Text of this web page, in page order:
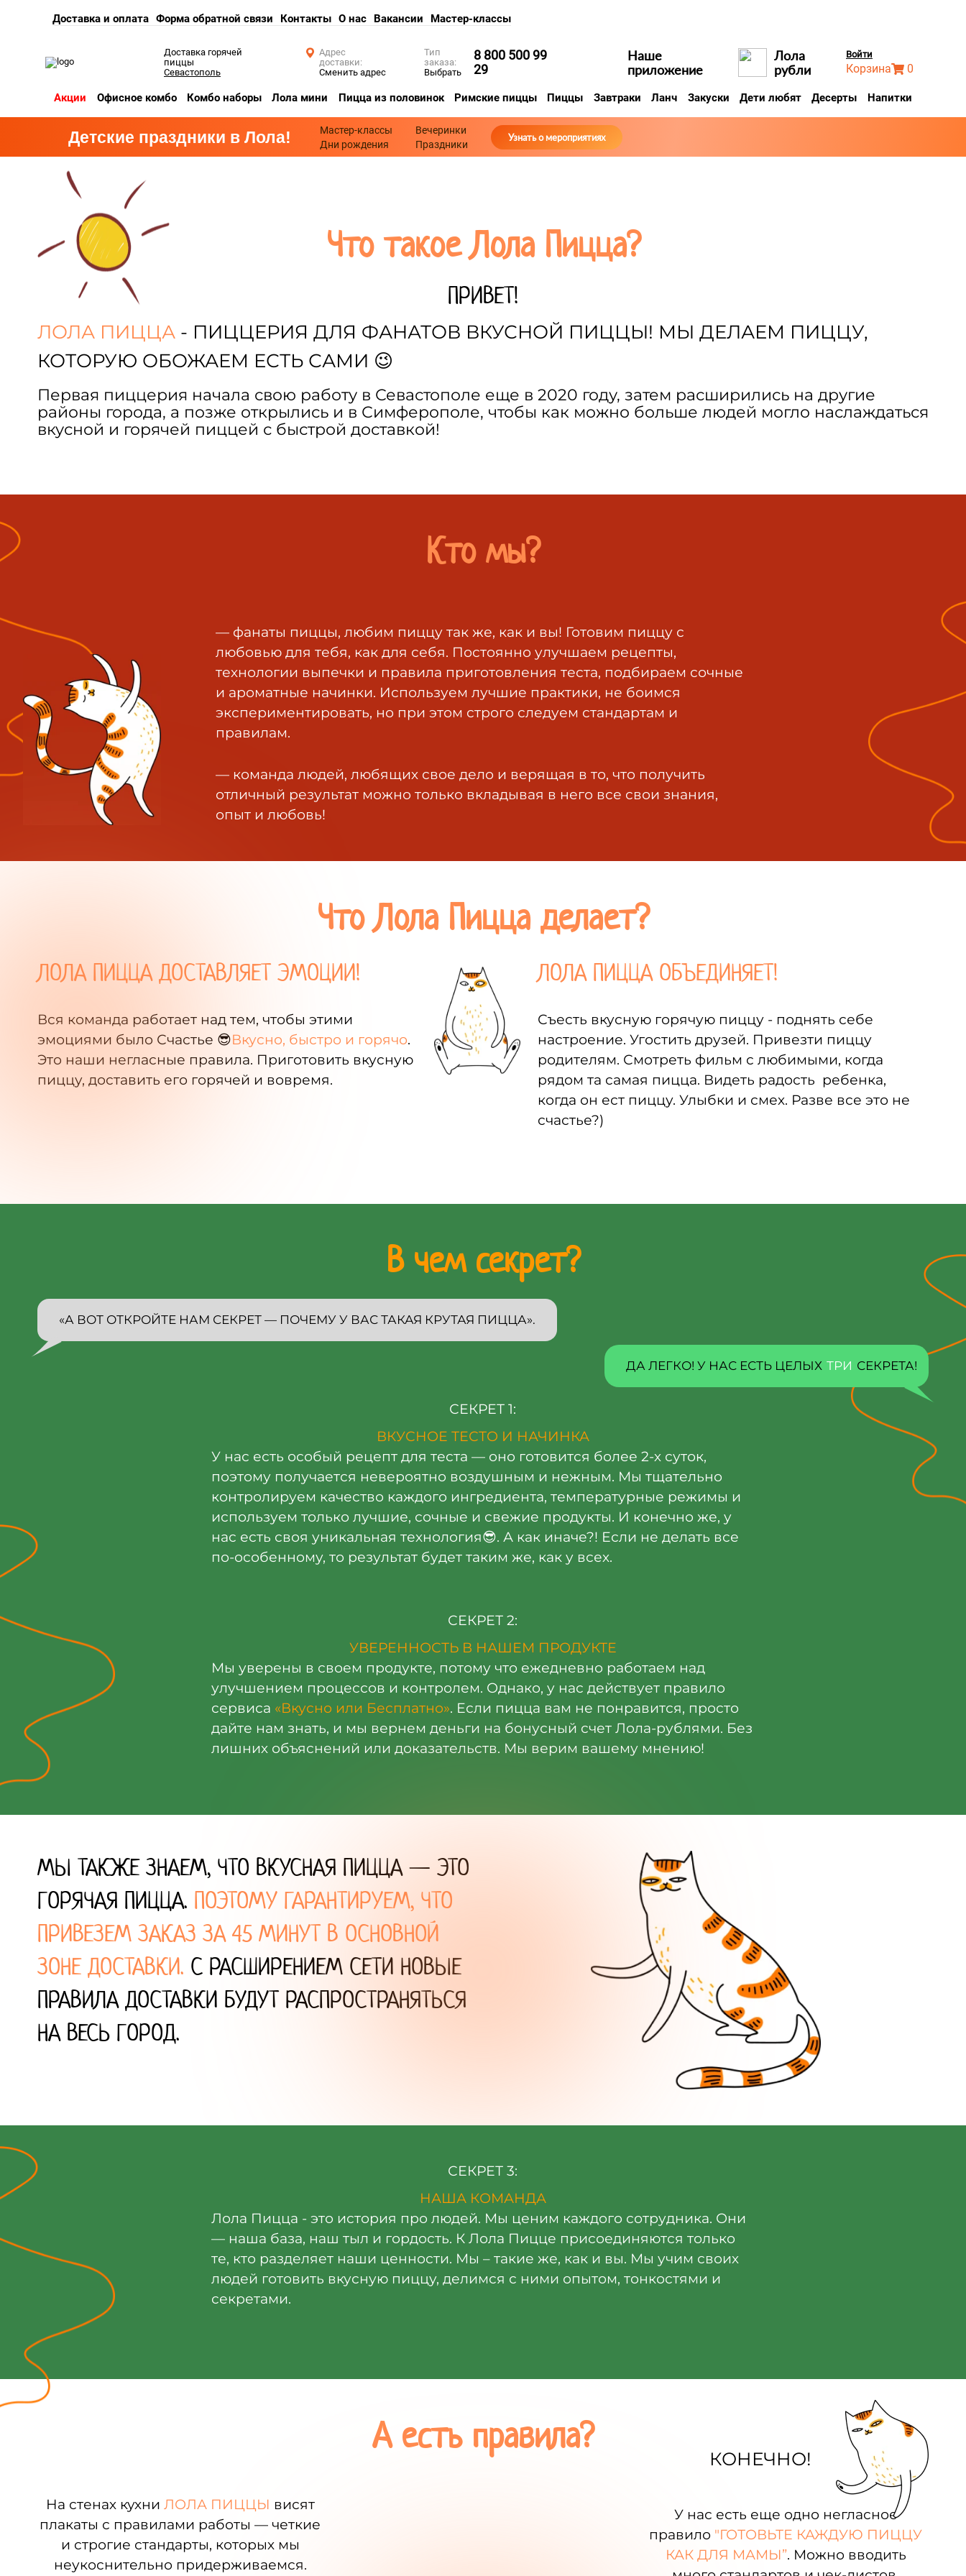
Доставка и оплата Форма обратной связи Контакты О нас Вакансии Мастер-классы
Доставка горячей
пиццы
Севастополь
Адрес
доставки:
Сменить адрес
Тип
заказа:
Выбрать
8 800 500 99
29
Наше
приложение
Лола
рубли
Войти
Корзина 0
Акции Офисное комбо Комбо наборы Лола мини Пицца из половинок Римские пиццы Пиццы Завтраки Ланч Закуски Дети любят Десерты Напитки
Детские праздники в Лола!
Мастер-классы
Дни рождения
Вечеринки
Праздники
Узнать о мероприятиях
Что такое Лола Пицца?
ПРИВЕТ!
ЛОЛА ПИЦЦА - ПИЦЦЕРИЯ ДЛЯ ФАНАТОВ ВКУСНОЙ ПИЦЦЫ! МЫ ДЕЛАЕМ ПИЦЦУ,
КОТОРУЮ ОБОЖАЕМ ЕСТЬ САМИ 😉
Первая пиццерия начала свою работу в Севастополе еще в 2020 году, затем расширились на другие
районы города, а позже открылись и в Симферополе, чтобы как можно больше людей могло наслаждаться
вкусной и горячей пиццей с быстрой доставкой!
Кто мы?
— фанаты пиццы, любим пиццу так же, как и вы! Готовим пиццу с
любовью для тебя, как для себя. Постоянно улучшаем рецепты,
технологии выпечки и правила приготовления теста, подбираем сочные
и ароматные начинки. Используем лучшие практики, не боимся
экспериментировать, но при этом строго следуем стандартам и
правилам.
— команда людей, любящих свое дело и верящая в то, что получить
отличный результат можно только вкладывая в него все свои знания,
опыт и любовь!
Что Лола Пицца делает?
ЛОЛА ПИЦЦА ДОСТАВЛЯЕТ ЭМОЦИИ!
Вся команда работает над тем, чтобы этими
эмоциями было Счастье 😎Вкусно, быстро и горячо.
Это наши негласные правила. Приготовить вкусную
пиццу, доставить его горячей и вовремя.
ЛОЛА ПИЦЦА ОБЪЕДИНЯЕТ!
Съесть вкусную горячую пиццу - поднять себе
настроение. Угостить друзей. Привезти пиццу
родителям. Смотреть фильм с любимыми, когда
рядом та самая пицца. Видеть радость ребенка,
когда он ест пиццу. Улыбки и смех. Разве все это не
счастье?)
В чем секрет?
«А ВОТ ОТКРОЙТЕ НАМ СЕКРЕТ — ПОЧЕМУ У ВАС ТАКАЯ КРУТАЯ ПИЦЦА».
ДА ЛЕГКО! У НАС ЕСТЬ ЦЕЛЫХ ТРИ СЕКРЕТА!
СЕКРЕТ 1:
ВКУСНОЕ ТЕСТО И НАЧИНКА
У нас есть особый рецепт для теста — оно готовится более 2-х суток,
поэтому получается невероятно воздушным и нежным. Мы тщательно
контролируем качество каждого ингредиента, температурные режимы и
используем только лучшие, сочные и свежие продукты. И конечно же, у
нас есть своя уникальная технология😎. А как иначе?! Если не делать все
по-особенному, то результат будет таким же, как у всех.
СЕКРЕТ 2:
УВЕРЕННОСТЬ В НАШЕМ ПРОДУКТЕ
Мы уверены в своем продукте, потому что ежедневно работаем над
улучшением процессов и контролем. Однако, у нас действует правило
сервиса «Вкусно или Бесплатно». Если пицца вам не понравится, просто
дайте нам знать, и мы вернем деньги на бонусный счет Лола-рублями. Без
лишних объяснений или доказательств. Мы верим вашему мнению!
МЫ ТАКЖЕ ЗНАЕМ, ЧТО ВКУСНАЯ ПИЦЦА — ЭТО
ГОРЯЧАЯ ПИЦЦА. ПОЭТОМУ ГАРАНТИРУЕМ, ЧТО
ПРИВЕЗЕМ ЗАКАЗ ЗА 45 МИНУТ В ОСНОВНОЙ
ЗОНЕ ДОСТАВКИ. С РАСШИРЕНИЕМ СЕТИ НОВЫЕ
ПРАВИЛА ДОСТАВКИ БУДУТ РАСПРОСТРАНЯТЬСЯ
НА ВЕСЬ ГОРОД.
СЕКРЕТ 3:
НАША КОМАНДА
Лола Пицца - это история про людей. Мы ценим каждого сотрудника. Они
— наша база, наш тыл и гордость. К Лола Пицце присоединяются только
те, кто разделяет наши ценности. Мы – такие же, как и вы. Мы учим своих
людей готовить вкусную пиццу, делимся с ними опытом, тонкостями и
секретами.
А есть правила?
КОНЕЧНО!
На стенах кухни ЛОЛА ПИЦЦЫ висят
плакаты с правилами работы — четкие
и строгие стандарты, которых мы
неукоснительно придерживаемся.
У нас есть еще одно негласное
правило "ГОТОВЬТЕ КАЖДУЮ ПИЦЦУ
КАК ДЛЯ МАМЫ”. Можно вводить